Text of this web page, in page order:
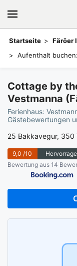
Startseite Färöer
Aufenthalt
Cottage by
Vestmanna
Ferienhaus:
Gästebewertungen
25 Bakkavegur, 350
9,0 /10
Bewertung aus 14